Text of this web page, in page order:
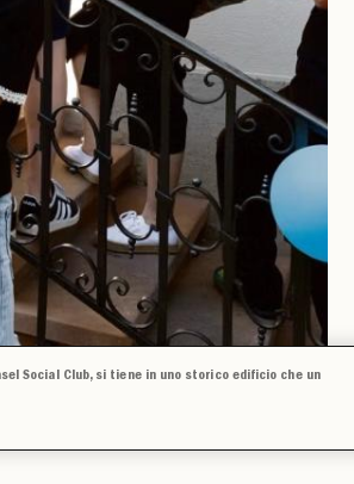
Social Club, si tiene in uno storico edificio che un